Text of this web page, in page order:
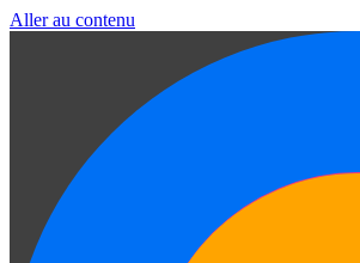
Aller au contenu